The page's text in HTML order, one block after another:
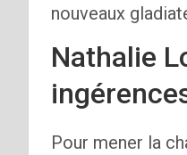
nouveaux
Nathalie
Pour mener la